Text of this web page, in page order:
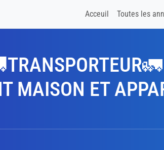
Acceuil Toutes les
MAISON ET